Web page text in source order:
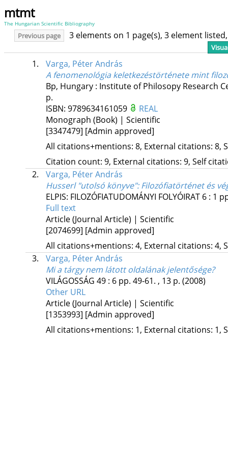
mtmt
The Hungarian Scientific Bibliography
Previous page 3 elements on 1 page(s), 3 element
1.
Varga, Péter András
A fenomenológia keletkezéstörténete mint
Bp, Hungary : Institute of Philosopy Research
p.
ISBN: 9789634161059
REAL
Monograph (Book) | Scientific
[3347479] [Admin approved]
All citations+mentions: 8, External citations: 8,
Citation count: 9, External citations: 9, Self
2.
Varga, Péter András
Husserl "utolsó könyve": Filozófiatörténet és
ELPIS: FILOZÓFIATUDOMÁNYI FOLYÓIRAT 6: 1
Full text
Article (Journal Article) | Scientific
[2074699] [Admin approved]
All citations+mentions: 4, External citations: 4,
3.
Varga, Péter András
Mi a tárgy nem látott oldalának jelentősége?
VILÁGOSSÁG 49: 6 pp. 49-61. , 13 p. (2008)
Other URL
Article (Journal Article) | Scientific
[1353993] [Admin approved]
All citations+mentions: 1, External citations: 1,